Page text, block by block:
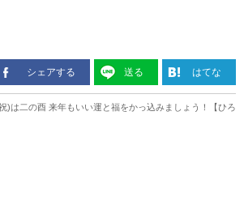
シェアする 送る はてな
)は二の酉 来年もいい運と福をかっ込みましょう！【ひろ